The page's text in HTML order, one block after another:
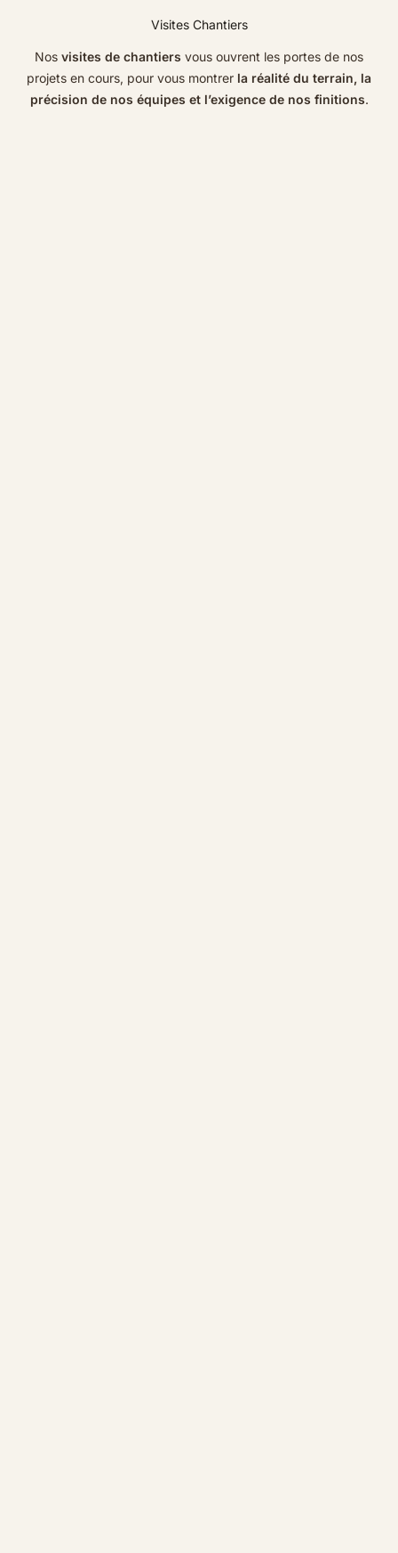
Visites Chantiers
Nos visites de chantiers vous ouvrent les portes de nos
projets en cours, pour vous montrer la réalité du terrain, la
précision de nos équipes et l’exigence de nos finitions.